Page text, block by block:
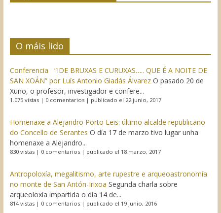
O máis lido
Conferencia “IDE BRUXAS E CURUXAS….. QUE É A NOITE DE
SAN XOÁN” por Luís Antonio Giadás Álvarez O pasado 20 de
Xuño, o profesor, investigador e confere...
1.075 vistas| 0 comentarios| publicado el 22 junio, 2017
Homenaxe a Alejandro Porto Leis: último alcalde republicano
do Concello de Serantes O día 17 de marzo tivo lugar unha
homenaxe a Alejandro...
830 vistas| 0 comentarios| publicado el 18 marzo, 2017
Antropoloxía, megalitismo, arte rupestre e arqueoastronomía
no monte de San Antón-Irixoa Segunda charla sobre
arqueoloxía impartida o día 14 de...
814 vistas| 0 comentarios| publicado el 19 junio, 2016